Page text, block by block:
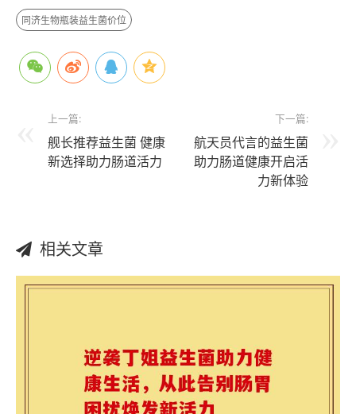
同济生物瓶装益生菌价位
上一篇:
舰长推荐益生菌 健康
新选择助力肠道活力
下一篇:
航天员代言的益生菌
助力肠道健康开启活
力新体验
相关文章